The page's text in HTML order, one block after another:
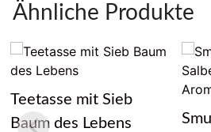
Ähnliche Produkte
Teetasse mit Sieb
Baum des Lebens